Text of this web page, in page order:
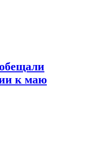
к маю